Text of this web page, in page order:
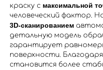
краску с максимальной
человеческий фактор.
3D-сканированием
детальную модель
гарантирует
поверхности​.
становится более